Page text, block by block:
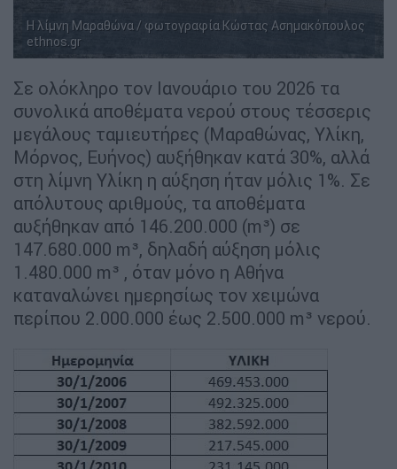
Η λίμνη Μαραθώνα / φωτογραφία Κώστας Ασημακόπουλος
ethnos.gr
Σε ολόκληρο τον Ιανουάριο του 2026 τα
συνολικά αποθέματα νερού στους τέσσερις
μεγάλους ταμιευτήρες (Μαραθώνας, Υλίκη,
Μόρνος, Ευήνος) αυξήθηκαν κατά 30%, αλλά
στη λίμνη Υλίκη η αύξηση ήταν μόλις 1%. Σε
απόλυτους αριθμούς, τα αποθέματα
αυξήθηκαν από 146.200.000 (m³) σε
147.680.000 m³, δηλαδή αύξηση μόλις
1.480.000 m³ , όταν μόνο η Αθήνα
καταναλώνει ημερησίως τον χειμώνα
περίπου 2.000.000 έως 2.500.000 m³ νερού.